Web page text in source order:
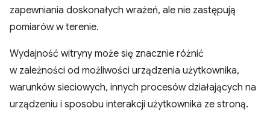
zapewniania doskonałych wrażeń, ale nie zastępują
pomiarów w terenie.
Wydajność witryny może się znacznie różnić
w zależności od możliwości urządzenia użytkownika,
warunków sieciowych, innych procesów działających na
urządzeniu i sposobu interakcji użytkownika ze stroną.